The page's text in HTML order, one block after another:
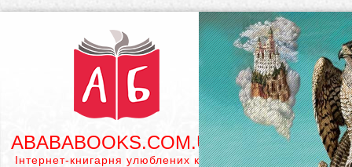
ABABABOOKS.COM.UA
Інтернет-книгарня улюблених книг